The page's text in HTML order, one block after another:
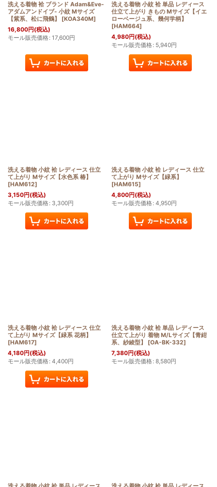
洗える着物 袷 ブランド Adam&Eve-
アダムアンドイブ- 小紋 Mサイズ
【紫系、松に飛鶴】
[KOA340M]
16,800円(税込)
モール販売価格: 17,600円
洗える着物 小紋 袷 単品 レディース
仕立て上がり きもの Mサイズ【イエ
ローベージュ系、幾何学柄】
[HAM664]
4,980円(税込)
モール販売価格: 5,940円
洗える着物 小紋 袷 レディース 仕立
て上がり Mサイズ【水色系 椿】
[HAM612]
3,150円(税込)
モール販売価格: 3,300円
洗える着物 小紋 袷 レディース 仕立
て上がり Mサイズ【緑系】
[HAM615]
4,800円(税込)
モール販売価格: 4,950円
洗える着物 小紋 袷 レディース 仕立
て上がり Mサイズ【緑系 花柄】
[HAM617]
4,180円(税込)
モール販売価格: 4,400円
洗える着物 小紋 袷 単品 レディース
仕立て上がり 着物 M/Lサイズ【青紺
系、紗綾型】
[OA-BK-332]
7,380円(税込)
モール販売価格: 8,580円